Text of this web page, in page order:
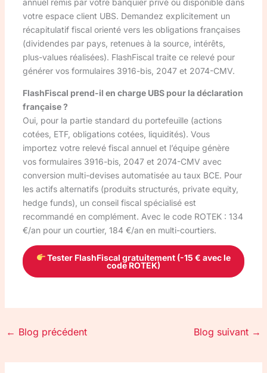
votre espace client UBS. Demandez explicitement un
récapitulatif fiscal orienté vers les obligations françaises
(dividendes par pays, retenues à la source, intérêts,
plus-values réalisées). FlashFiscal traite ce relevé pour
générer vos formulaires 3916-bis, 2047 et 2074-CMV.
FlashFiscal prend-il en charge UBS pour la déclaration
française ?
Oui, pour la partie standard du portefeuille (actions
cotées, ETF, obligations cotées, liquidités). Vous
importez votre relevé fiscal annuel et l’équipe génère
vos formulaires 3916-bis, 2047 et 2074-CMV avec
conversion multi-devises automatisée au taux BCE. Pour
les actifs alternatifs (produits structurés, private equity,
hedge funds), un conseil fiscal spécialisé est
recommandé en complément. Avec le code ROTEK : 134
€/an pour un courtier, 184 €/an en multi-courtiers.
Tester FlashFiscal gratuitement (-15 € avec le
code ROTEK)
← Blog précédent Blog suivant →